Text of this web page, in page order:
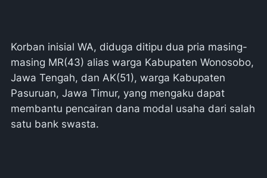
Korban inisial WA, diduga ditipu dua pria masing-
masing MR(43) alias warga Kabupaten Wonosobo,
Jawa Tengah, dan AK(51), warga Kabupaten
Pasuruan, Jawa Timur, yang mengaku dapat
membantu pencairan dana modal usaha dari salah
satu bank swasta.